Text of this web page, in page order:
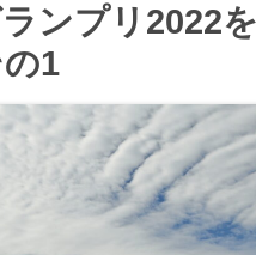
ンプリ2022
1